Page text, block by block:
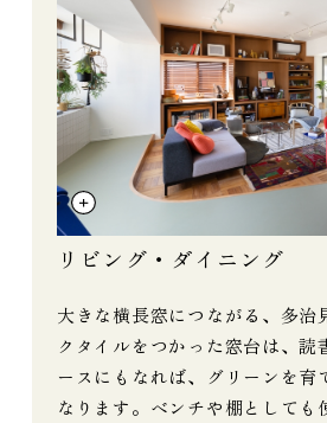
リビング・ダイニング
大きな横長窓につながる、多治
クタイルをつかった窓台は、読
ースにもなれば、グリーンを育
なります。ベンチや棚としても